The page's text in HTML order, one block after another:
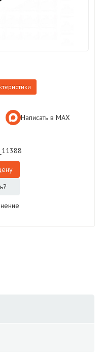
Написать в МАХ